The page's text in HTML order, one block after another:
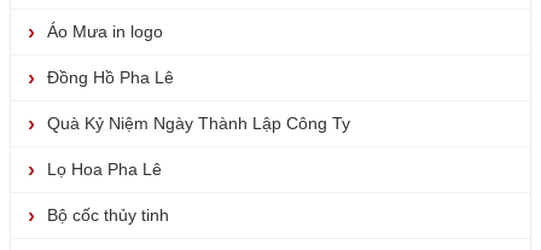
Áo Mưa in logo
Đồng Hồ Pha Lê
Quà Kỷ Niệm Ngày Thành Lập Công Ty
Lọ Hoa Pha Lê
Bộ cốc thủy tinh